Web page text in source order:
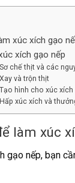
xúc xích gạo
xích gạo nếp
chế thịt và các
và trộn thịt
hình cho xúc xích
xúc xích và
làm xúc
gạo nếp, bạn